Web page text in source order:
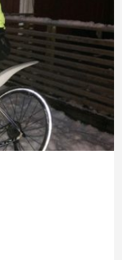
SORTERA PÅ
RENSA